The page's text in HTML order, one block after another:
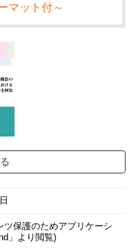
マット付～
ツ保護のためアプリケーシ
」より閲覧)